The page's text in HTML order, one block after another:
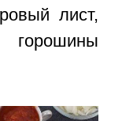
лист,
горошины